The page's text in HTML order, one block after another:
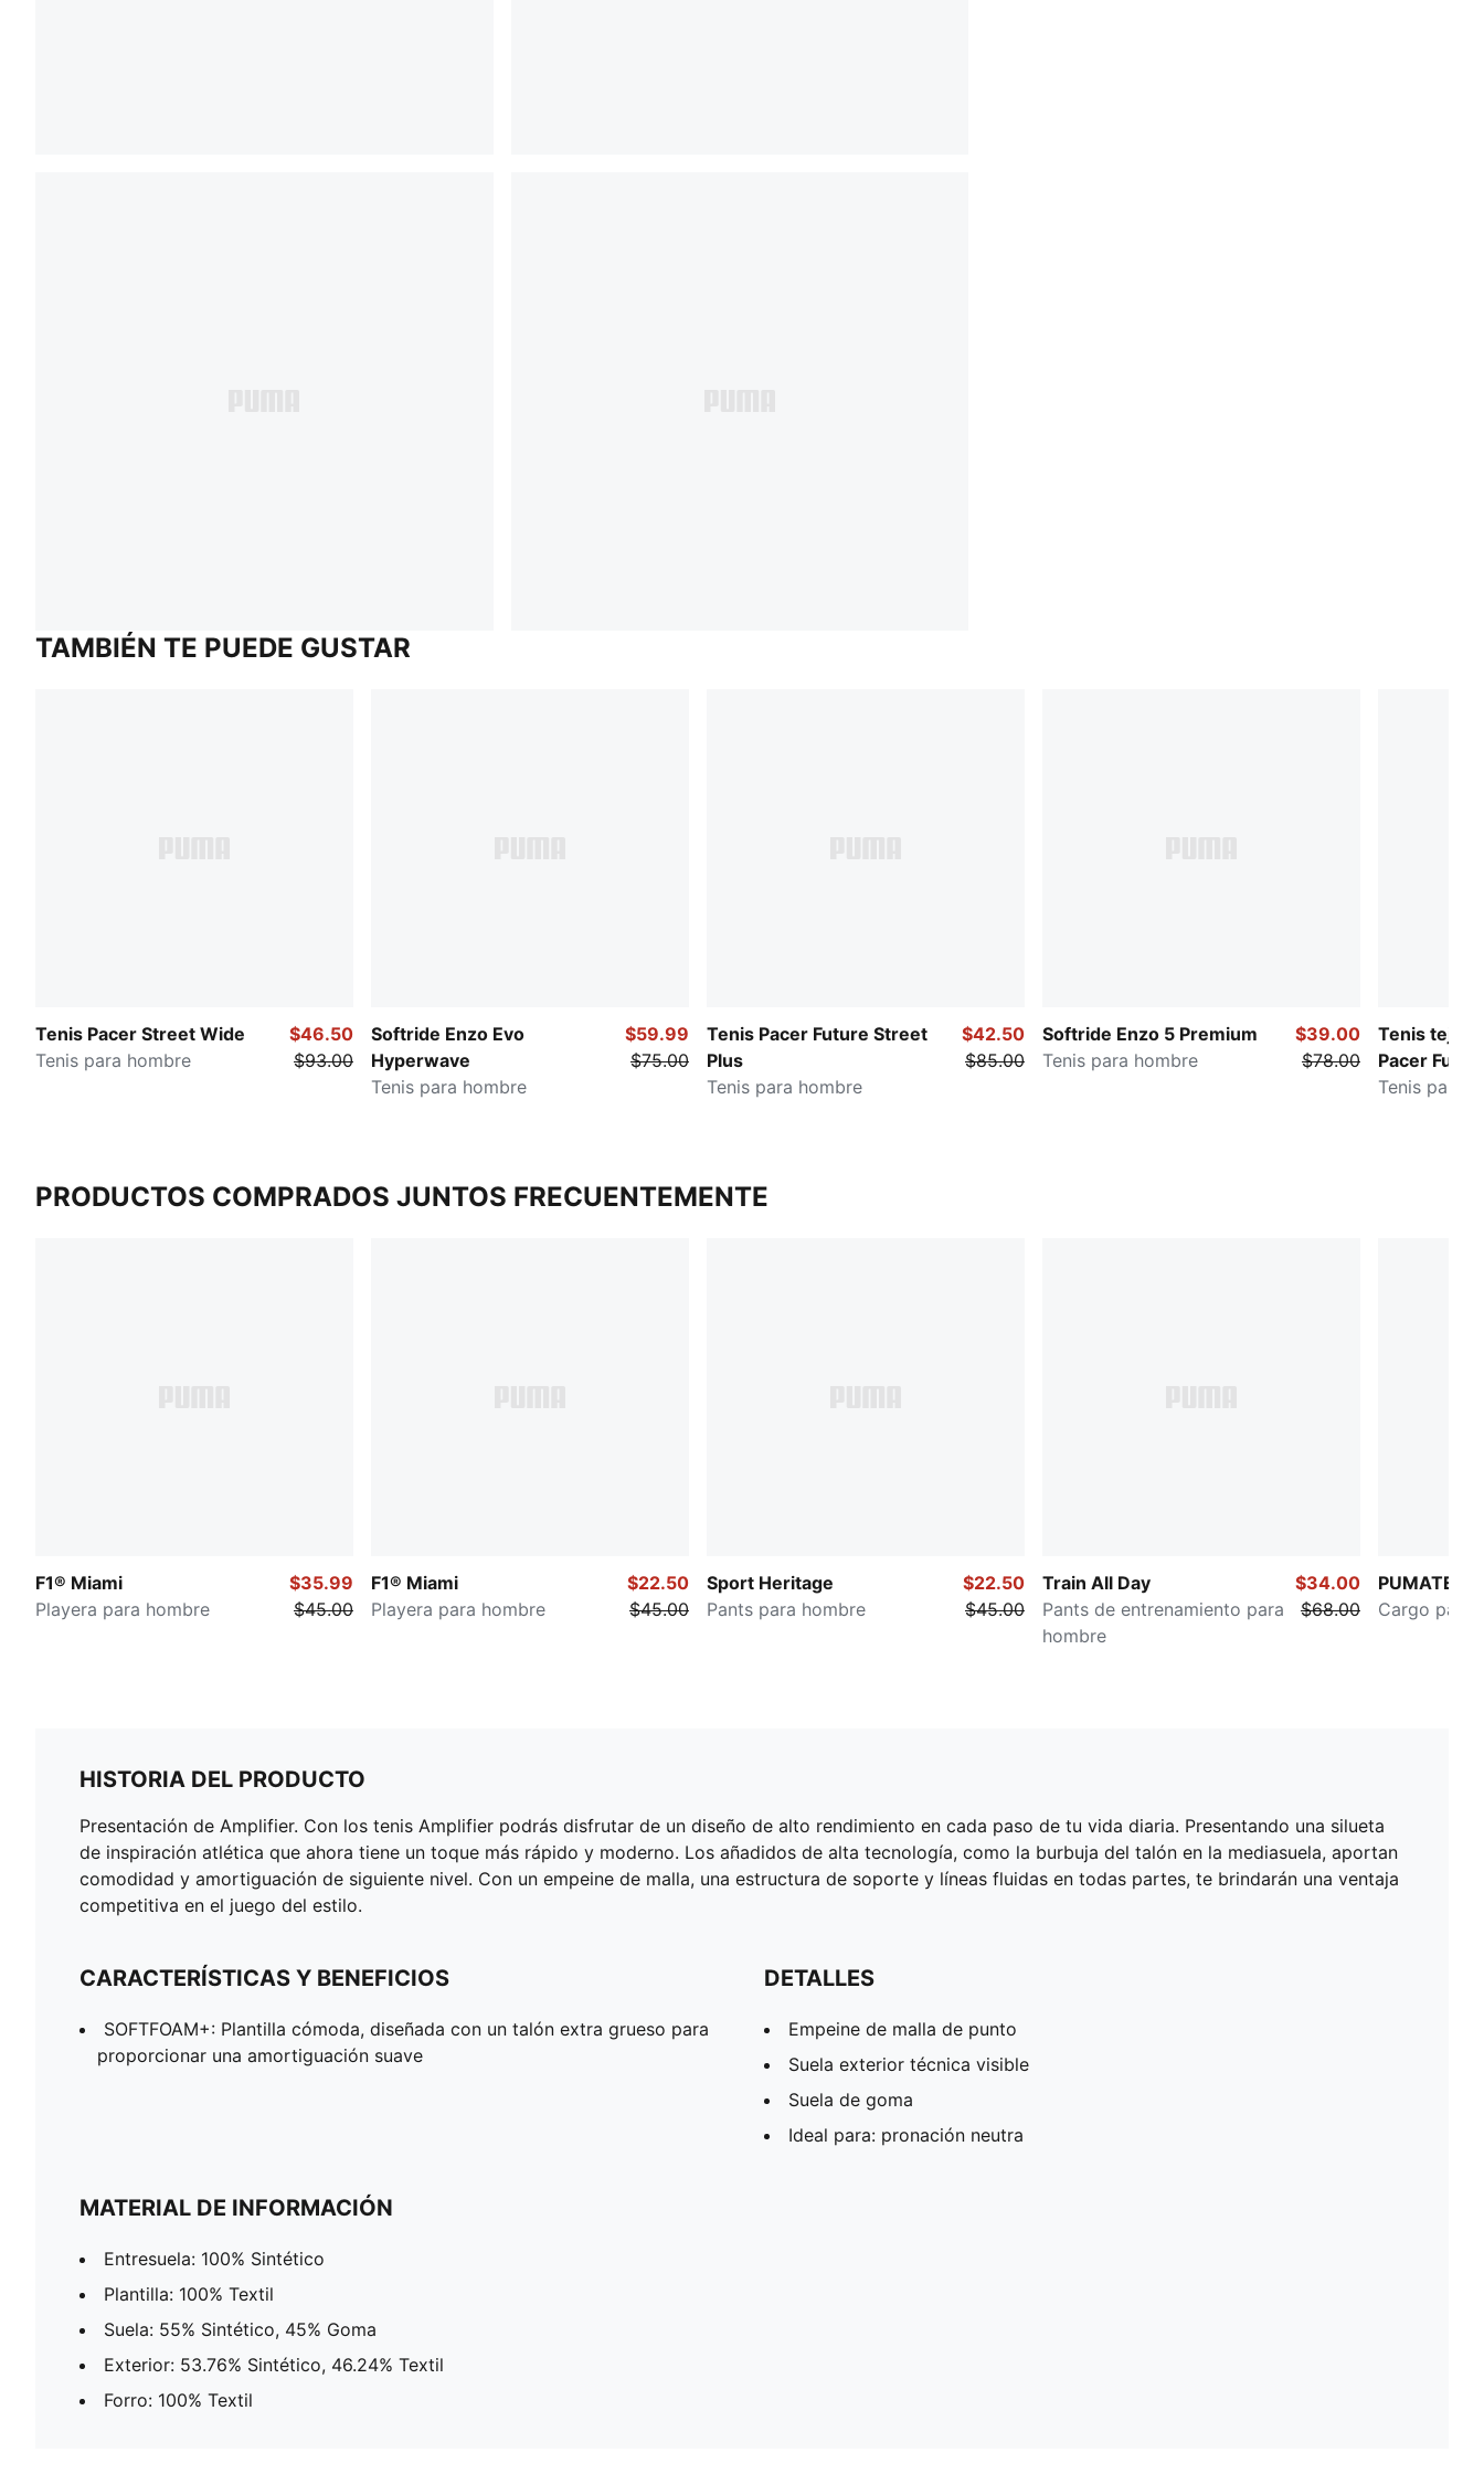
TAMBIÉN TE PUEDE GUSTAR
Tenis Pacer Street Wide
Tenis para hombre
$46.50
$93.00
Softride Enzo Evo
Hyperwave
Tenis para hombre
$59.99
$75.00
Tenis Pacer Future Street
Plus
Tenis para hombre
$42.50
$85.00
Softride Enzo 5 Premium
Tenis para hombre
$39.00
$78.00
Tenis tejido
Pacer
Tenis para
PRODUCTOS COMPRADOS JUNTOS FRECUENTEMENTE
F1® Miami
Playera para hombre
$35.99
$45.00
F1® Miami
Playera para hombre
$22.50
$45.00
Sport Heritage
Pants para hombre
$22.50
$45.00
Train All Day
Pants de entrenamiento para
hombre
$34.00
$68.00
PUMATECH
Cargo
HISTORIA DEL PRODUCTO
Presentación de Amplifier. Con los tenis Amplifier podrás disfrutar de un diseño de alto rendimiento en cada paso de tu vida diaria. Presentando una silueta
de inspiración atlética que ahora tiene un toque más rápido y moderno. Los añadidos de alta tecnología, como la burbuja del talón en la mediasuela, aportan
comodidad y amortiguación de siguiente nivel. Con un empeine de malla, una estructura de soporte y líneas fluidas en todas partes, te brindarán una ventaja
competitiva en el juego del estilo.
CARACTERÍSTICAS Y BENEFICIOS
SOFTFOAM+: Plantilla cómoda, diseñada con un talón extra grueso para
proporcionar una amortiguación suave
DETALLES
Empeine de malla de punto
Suela exterior técnica visible
Suela de goma
Ideal para: pronación neutra
MATERIAL DE INFORMACIÓN
Entresuela: 100% Sintético
Plantilla: 100% Textil
Suela: 55% Sintético, 45% Goma
Exterior: 53.76% Sintético, 46.24% Textil
Forro: 100% Textil